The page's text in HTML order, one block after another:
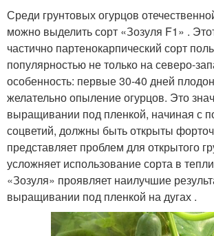
Среди грунтовых огурцов
можно выделить сорт «Зозуля F1» .
частично партенокарпический сорт
популярностью не только на северо-
особенность: первые 30-40 дней
желательно опыление огурцов. Это
выращивании под пленкой, начиная с
соцветий, должны быть открыты
представляет проблем для открытого
усложняет использование сорта в
«Зозуля» проявляет наилучшие
выращивании под пленкой на дугах .